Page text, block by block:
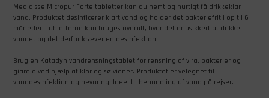
Med disse Micropur Forte tabletter kan du nemt og hurtigt få drikkeklar
vand. Produktet desinficerer klart vand og holder det bakteriefrit i op til 6
måneder. Tabletterne kan bruges overalt, hvor det er usikkert at drikke
vandet og det derfor kræver en desinfektion.
Brug en Katadyn vandrensningstablet for rensning af vira, bakterier og
giardia ved hjælp af klor og sølvioner. Produktet er velegnet til
vanddesinfektion og bevaring. Ideel til behandling af vand på rejser.